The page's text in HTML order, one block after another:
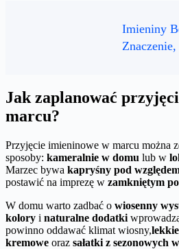
Imieniny
Jak zaplanować
marcu?
Przyjęcie imieninowe w marcu można
sposoby: kameralnie w domu lub w
Marzec bywa kapryśny pod
postawić na imprezę w zamkniętym
W domu warto zadbać o wiosenny
kolory i naturalne dodatki
powinno oddawać klimat wiosny,
kremowe oraz sałatki z sezonowych